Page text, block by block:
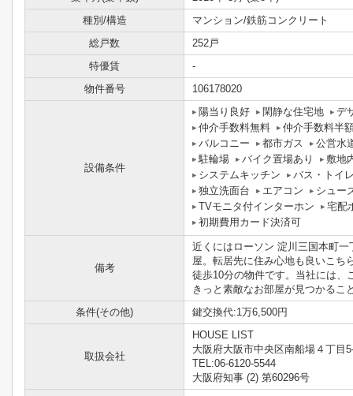
種別/構造
マンション/鉄筋コンクリート
総戸数
252戸
特優賃
-
物件番号
106178020
設備条件
陽当り良好 閑静な住宅地
デ
仲介手数料無料
仲介手数料半
バルコニー
都市ガス
公営水
駐輪場
バイク置場あり
敷地
システムキッチン
バス・トイ
独立洗面台
エアコン
シュー
TVモニタ付インターホン
宅配
初期費用カード決済可
備考
近くにはローソン 淀川三国本町
屋。転居先に住み心地も良いこち
徒歩10分の物件です。当社には、
きっと素敵なお部屋が見つかるこ
条件(その他)
鍵交換代:1万6,500円
取扱会社
HOUSE LIST
大阪府大阪市中央区南船場４丁目
TEL:06-6120-5544
大阪府知事 (2) 第60296号